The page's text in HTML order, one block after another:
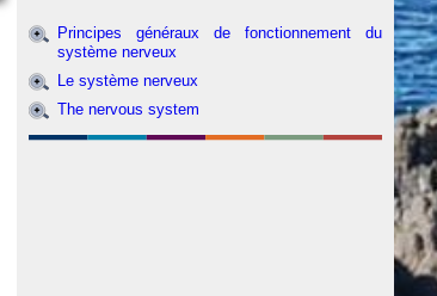
Principes généraux de fonctionnement du
système nerveux
Le système nerveux
The nervous system